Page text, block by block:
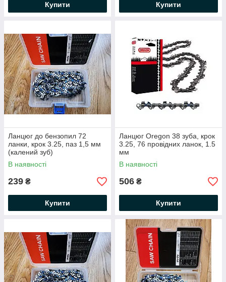
Купити Купити
Ланцюг до бензопил 72
ланки, крок 3.25, паз 1,5 мм
(калений зуб)
В наявності
239 ₴
Купити
Ланцюг Oregon 38 зуба, крок
3.25, 76 провідних ланок, 1.5
мм
В наявності
506 ₴
Купити